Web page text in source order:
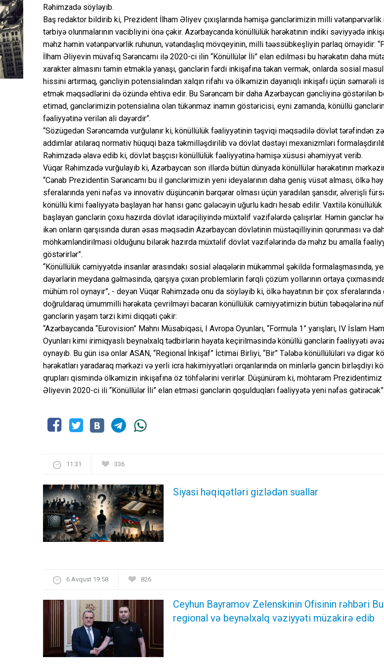
Rəhimzadə söyləyib.
Baş redaktor bildirib ki, Prezident İlham Əliyev çıxışlarında həmişə gənclərimizin milli vətənpərvərlik
tərbiyə olunmalarının vacibliyini önə çəkir. Azərbaycanda könüllülük hərəkatının indiki səviyyədə
məhz həmin vətənpərvərlik ruhunun, vətəndaşlıq mövqeyinin, milli təəssübkeşliyin parlaq örnəyidir:
İlham Əliyevin müvafiq Sərəncamı ilə 2020-ci ilin “Könüllülər İli” elan edilməsi bu hərəkatın daha
xarakter almasını təmin etməklə yanaşı, gənclərin fərdi inkişafına təkan vermək, onlarda sosial
hissini artırmaq, gəncliyin potensialından xalqın rifahı və ölkəmizin dayanıqlı inkişafı üçün səmərəli
etmək məqsədlərini də özündə ehtiva edir. Bu Sərəncam bir daha Azərbaycan gəncliyinə göstərilən
etimad, gənclərimizin potensialına olan tükənməz inamın göstəricisi, eyni zamanda, könüllü
fəaliyyətinə verilən ali dəyərdir”.
“Sözügedən Sərəncamda vurğulanır ki, könüllülük fəaliyyətinin təşviqi məqsədilə dövlət tərəfindən
addımlar atılaraq normativ hüquqi baza təkmilləşdirilib və dövlət dəstəyi mexanizmləri
Rəhimzadə əlavə edib ki, dövlət başçısı könüllülük fəaliyyətinə həmişə xüsusi əhəmiyyət verib.
Vüqar Rəhimzadə vurğulayıb ki, Azərbaycan son illərdə bütün dünyada könüllülər hərəkatının
“Cənab Prezidentin Sərəncamı bu il gənclərimizin yeni ideyalarının daha geniş vüsət alması, ölkə
sferalarında yeni nəfəs və innovativ düşüncənin bərqərar olması üçün yaradılan şansdır, əlverişli
könüllü kimi fəaliyyətə başlayan hər hansı gənc gələcəyin uğurlu kadrı hesab edilir. Vaxtilə
başlayan gənclərin çoxu hazırda dövlət idarəçiliyində müxtəlif vəzifələrdə çalışırlar. Həmin gənclər
ikən onların qarşısında duran əsas məqsədin Azərbaycan dövlətinin müstəqilliyinin qorunması və
möhkəmləndirilməsi olduğunu bilərək hazırda müxtəlif dövlət vəzifələrində də məhz bu amalla
göstərirlər”.
“Könüllülük cəmiyyətdə insanlar arasındakı sosial əlaqələrin mükəmməl şəkildə formalaşmasında,
dəyərlərin meydana gəlməsində, qarşıya çıxan problemlərin fərqli çözüm yollarının ortaya
mühüm rol oynayır”, - deyən Vüqar Rəhimzadə onu da söyləyib ki, ölkə həyatının bir çox sferalarında
doğruldaraq ümummilli hərəkata çevrilməyi bacaran könüllülük cəmiyyətimizin bütün təbəqələrinə
gənclərin yaşam tərzi kimi diqqəti çəkir:
“Azərbaycanda “Eurovision” Mahnı Müsabiqəsi, I Avropa Oyunları, “Formula 1” yarışları, IV İslam
Oyunları kimi irimiqyaslı beynəlxalq tədbirlərin həyata keçirilməsində könüllü gənclərin fəaliyyəti
oynayıb. Bu gün isə onlar ASAN, “Regional İnkişaf” İctimai Birliyi, “Bir” Tələbə könüllülüləri və digər
hərəkatları yaradaraq mərkəzi və yerli icra hakimiyyətləri orqanlarında on minlərlə gəncin birləşdiyi
qrupları qismində ölkəmizin inkişafına öz töhfələrini verirlər. Düşünürəm ki, möhtərəm Prezidentimiz
Əliyevin 2020-ci ili “Könüllülər İli” elan etməsi gənclərin qoşulduqları fəaliyyətə yeni nəfəs gətirəcək”.
11:31 336
Siyasi həqiqətləri gizlədən suallar
6 Avqust 19:58 826
Ceyhun Bayramov Zelenskinin Ofisinin rəhbəri
regional və beynəlxalq vəziyyəti müzakirə edib